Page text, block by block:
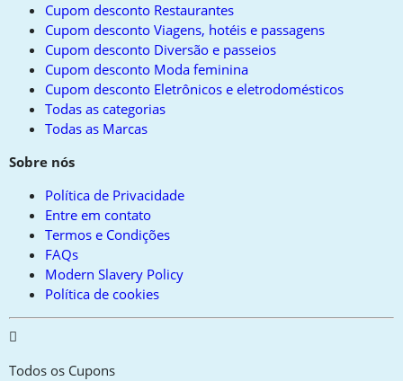
Cupom desconto Restaurantes
Cupom desconto Viagens, hotéis e passagens
Cupom desconto Diversão e passeios
Cupom desconto Moda feminina
Cupom desconto Eletrônicos e eletrodomésticos
Todas as categorias
Todas as Marcas
Sobre nós
Política de Privacidade
Entre em contato
Termos e Condições
FAQs
Modern Slavery Policy
Política de cookies
Todos os Cupons